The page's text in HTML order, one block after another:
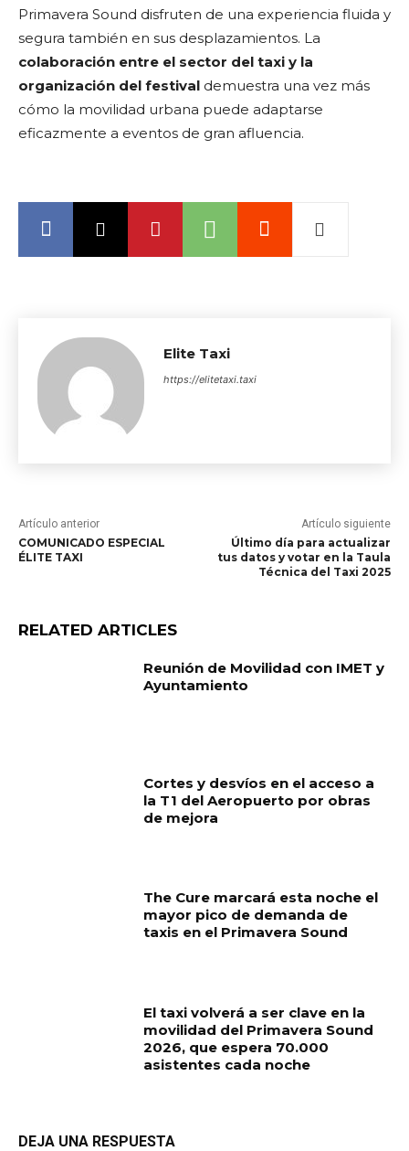
Primavera Sound disfruten de una experiencia fluida y
segura también en sus desplazamientos. La
colaboración entre el sector del taxi y la
organización del festival demuestra una vez más
cómo la movilidad urbana puede adaptarse
eficazmente a eventos de gran afluencia.
Elite Taxi
https://elitetaxi.taxi
Artículo anterior
COMUNICADO ESPECIAL
ÉLITE TAXI
Artículo siguiente
Último día para actualizar
tus datos y votar en la Taula
Técnica del Taxi 2025
RELATED ARTICLES
Reunión de Movilidad con IMET y
Ayuntamiento
Cortes y desvíos en el acceso a
la T1 del Aeropuerto por obras
de mejora
The Cure marcará esta noche el
mayor pico de demanda de
taxis en el Primavera Sound
El taxi volverá a ser clave en la
movilidad del Primavera Sound
2026, que espera 70.000
asistentes cada noche
DEJA UNA RESPUESTA